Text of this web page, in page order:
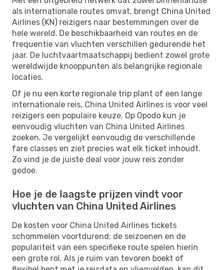
als internationale routes omvat, brengt China United
Airlines (KN) reizigers naar bestemmingen over de
hele wereld. De beschikbaarheid van routes en de
frequentie van vluchten verschillen gedurende het
jaar. De luchtvaartmaatschappij bedient zowel grote
wereldwijde knooppunten als belangrijke regionale
locaties.
Of je nu een korte regionale trip plant of een lange
internationale reis, China United Airlines is voor veel
reizigers een populaire keuze. Op Opodo kun je
eenvoudig vluchten van China United Airlines
zoeken. Je vergelijkt eenvoudig de verschillende
fare classes en ziet precies wat elk ticket inhoudt.
Zo vind je de juiste deal voor jouw reis zonder
gedoe.
Hoe je de laagste prijzen vindt voor
vluchten van China United Airlines
De kosten voor China United Airlines tickets
schommelen voortdurend; de seizoenen en de
populariteit van een specifieke route spelen hierin
een grote rol. Als je ruim van tevoren boekt of